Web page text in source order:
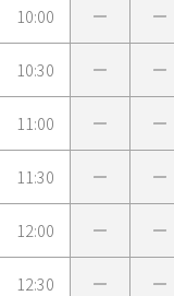
10:00
10:30
11:00
11:30
12:00
12:30